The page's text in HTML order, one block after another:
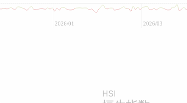
2026/01 2026/03
HSI